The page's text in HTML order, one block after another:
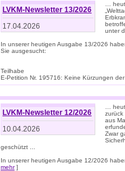
LVKM-Newsletter 13/2026
17.04.2026
…
unter
In unserer heutigen Ausgabe 13/2026
Sie ausgesucht:
Teilhabe
E-Petition Nr. 195716: Keine Kürzungen
LVKM-Newsletter 12/2026
10.04.2026
…
zurück
aus
Zwar
geschützt ...
In unserer heutigen Ausgabe 12/2026
mehr]